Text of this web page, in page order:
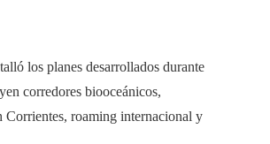
los planes desarrollados durante
corredores biooceánicos,
Corrientes, roaming internacional y